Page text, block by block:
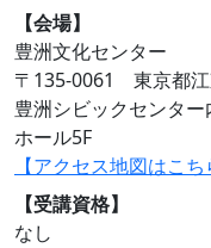
【会場】
豊洲文化センター
〒135-0061 東京都
豊洲シビックセンタ
ホール5F
【アクセス地図はこち
【受講資格】
なし